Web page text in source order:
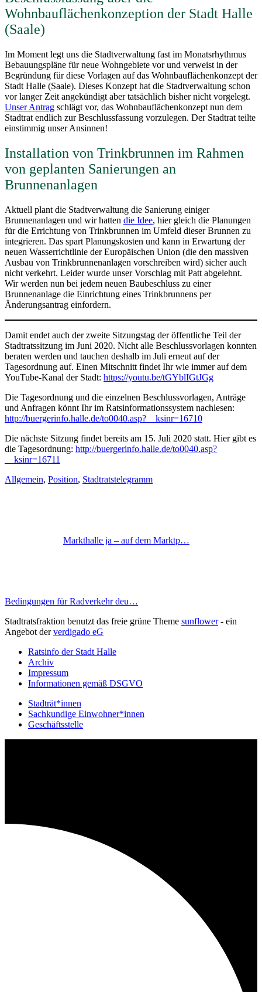
Wohnbauflächenkonzeption der Stadt Halle
(Saale)
Im Moment legt uns die Stadtverwaltung fast im Monatsrhythmus
Bebauungspläne für neue Wohngebiete vor und verweist in der
Begründung für diese Vorlagen auf das Wohnbauflächenkonzept der
Stadt Halle (Saale). Dieses Konzept hat die Stadtverwaltung schon
vor langer Zeit angekündigt aber tatsächlich bisher nicht vorgelegt.
Unser Antrag schlägt vor, das Wohnbauflächenkonzept nun dem
Stadtrat endlich zur Beschlussfassung vorzulegen. Der Stadtrat teilte
einstimmig unser Ansinnen!
Installation von Trinkbrunnen im Rahmen
von geplanten Sanierungen an
Brunnenanlagen
Aktuell plant die Stadtverwaltung die Sanierung einiger
Brunnenanlagen und wir hatten die Idee, hier gleich die Planungen
für die Errichtung von Trinkbrunnen im Umfeld dieser Brunnen zu
integrieren. Das spart Planungskosten und kann in Erwartung der
neuen Wasserrichtlinie der Europäischen Union (die den massiven
Ausbau von Trinkbrunnenanlagen vorschreiben wird) sicher auch
nicht verkehrt. Leider wurde unser Vorschlag mit Patt abgelehnt.
Wir werden nun bei jedem neuen Baubeschluss zu einer
Brunnenanlage die Einrichtung eines Trinkbrunnens per
Änderungsantrag einfordern.
Damit endet auch der zweite Sitzungstag der öffentliche Teil der
Stadtratssitzung im Juni 2020. Nicht alle Beschlussvorlagen konnten
beraten werden und tauchen deshalb im Juli erneut auf der
Tagesordnung auf. Einen Mitschnitt findet Ihr wie immer auf dem
YouTube-Kanal der Stadt: https://youtu.be/tGYblIGtJGg
Die Tagesordnung und die einzelnen Beschlussvorlagen, Anträge
und Anfragen könnt Ihr im Ratsinformationssystem nachlesen:
http://buergerinfo.halle.de/to0040.asp?__ksinr=16710
Die nächste Sitzung findet bereits am 15. Juli 2020 statt. Hier gibt es
die Tagesordnung: http://buergerinfo.halle.de/to0040.asp?
__ksinr=16711
Allgemein, Position, Stadtratstelegramm
Markthalle ja – auf dem Marktp…
Bedingungen für Radverkehr deu…
Stadtratsfraktion benutzt das freie grüne Theme sunflower‐ ein
Angebot derverdigado eG
Ratsinfo der Stadt Halle
Archiv
Impressum
Informationen gemäß DSGVO
Stadträt*innen
Sachkundige Einwohner*innen
Geschäftsstelle